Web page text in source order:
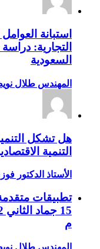
استبانة
التجارية:
السعودية
المهندس طلال
هل تشكل
التنمية
الأستاذ الدكتور
م
المهندس طلال